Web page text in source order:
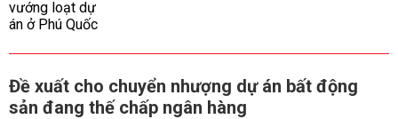
Đề xuất cho chuyển nhượng dự án bất động
sản đang thế chấp ngân hàng